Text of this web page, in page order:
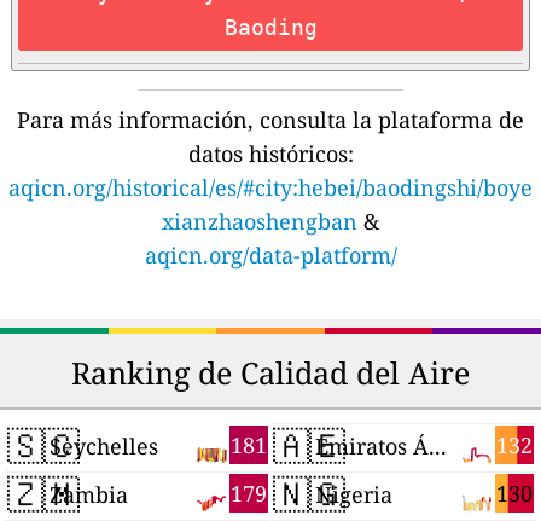
Baoding
Para más información, consulta la plataforma de
datos históricos:
aqicn.org/historical/es/#city:hebei/baodingshi/boye
xianzhaoshengban &
aqicn.org/data-platform/
Ranking de Calidad del Aire
🇸🇨 181
Seychelles
🇿🇲 179
Zambia
🇦🇪 132
Emiratos Árabes Unidos
🇳🇬 130
Nigeria